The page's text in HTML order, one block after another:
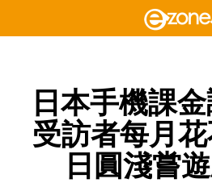
日本手機課
受訪者每月
日圓淺嘗